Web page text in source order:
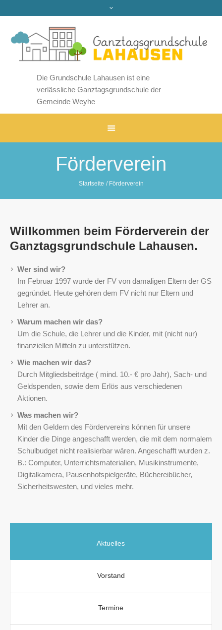
Die Grundschule Lahausen ist eine
verlässliche Ganztagsgrundschule der
Gemeinde Weyhe
Förderverein
Startseite / Förderverein
Willkommen beim Förderverein der
Ganztagsgrundschule Lahausen.
Wer sind wir?
Im Februar 1997 wurde der FV von damaligen Eltern der GS
gegründet. Heute gehören dem FV nicht nur Eltern und
Lehrer an.
Warum machen wir das?
Um die Schule, die Lehrer und die Kinder, mit (nicht nur)
finanziellen Mitteln zu unterstützen.
Wie machen wir das?
Durch Mitgliedsbeiträge ( mind. 10.- € pro Jahr), Sach- und
Geldspenden, sowie dem Erlös aus verschiedenen
Aktionen.
Was machen wir?
Mit den Geldern des Fördervereins können für unsere
Kinder die Dinge angeschafft werden, die mit dem normalem
Schulbudget nicht realisierbar wären. Angeschafft wurden z.
B.: Computer, Unterrichtsmaterialien, Musikinstrumente,
Digitalkamera, Pausenhofspielgeräte, Büchereibücher,
Sicherheitswesten, und vieles mehr.
Aktuelles
Vorstand
Termine